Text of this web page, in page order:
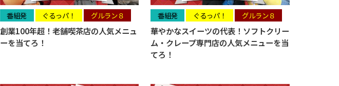
番組発 ぐるっパ！ グルラン８
創業100年超！老舗喫茶店の人気メニュ
ーを当てろ！
番組発 ぐるっパ！ グルラン８
華やかなスイーツの代表！ソフトクリー
ム・クレープ専門店の人気メニューを当
てろ！